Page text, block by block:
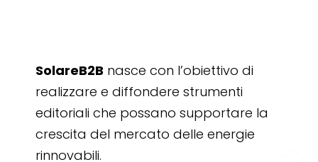
SolareB2B nasce con l’obiettivo di
realizzare e diffondere strumenti
editoriali che possano supportare la
crescita del mercato delle energie
rinnovabili.